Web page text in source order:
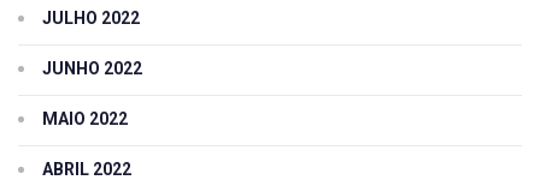
JULHO 2022
JUNHO 2022
MAIO 2022
ABRIL 2022